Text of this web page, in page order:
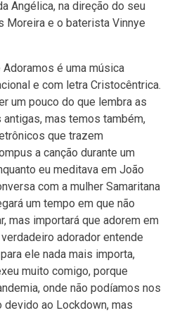
Angélica, na direção do seu
e o baterista Vinnye
Adoramos é uma música
e com letra Cristocêntrica.
um pouco do que lembra as
mas temos também,
que trazem
a canção durante um
eu meditava em João
com a mulher Samaritana
um tempo em que não
mas importará que adorem em
adorador entende
ele nada mais importa,
muito comigo, porque
onde não podíamos nos
devido ao Lockdown, mas